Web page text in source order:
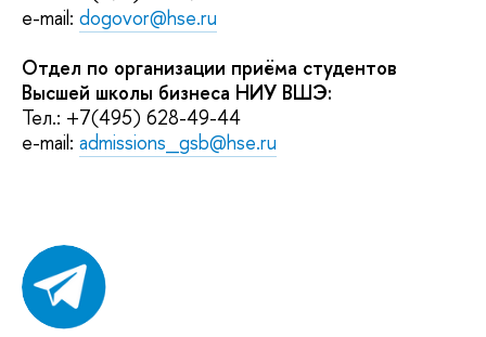
e-mail: dogovor@hse.ru
Отдел по организации приёма студентов
Высшей школы бизнеса НИУ ВШЭ:
Тел.: +7(495) 628-49-44
e-mail: admissions_gsb@hse.ru